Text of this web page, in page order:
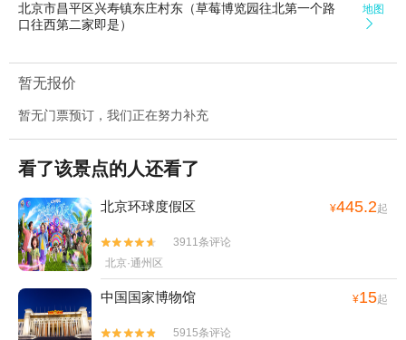
北京市昌平区兴寿镇东庄村东（草莓博览园往北第一个路
口往西第二家即是）
地图

暂无报价
暂无门票预订，我们正在努力补充
看了该景点的人还看了
北京环球度假区 ¥445.2起


3911条评论
北京·通州区
中国国家博物馆 ¥15起


5915条评论